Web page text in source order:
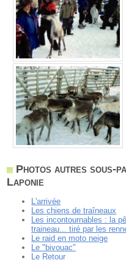
Photos autres sous-
Laponie
L'arrivée
Les chiens de traîneaux
Les incontournables : la
traineau... tiré par les
Le raid en moto neige
Le "bivouac"
Le Retour